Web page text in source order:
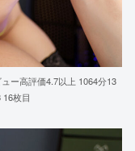
ー高評価4.7以上 1064分13
枚目